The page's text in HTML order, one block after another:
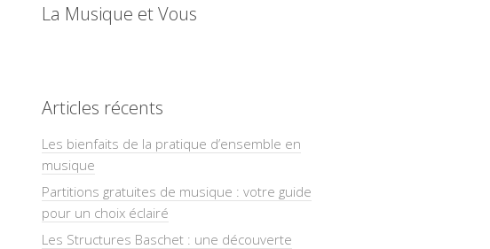
La Musique et Vous
Articles récents
Les bienfaits de la pratique d’ensemble en
musique
Partitions gratuites de musique : votre guide
pour un choix éclairé
Les Structures Baschet : une découverte